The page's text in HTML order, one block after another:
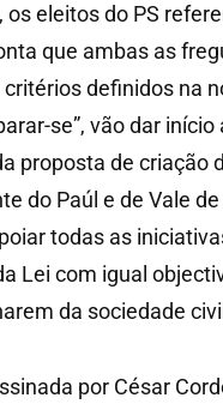
os eleitos do PS
que ambas as
definidos na
se”, vão dar início
proposta de criação
do Paúl e de Vale
todas as
Lei com igual
da sociedade
por César